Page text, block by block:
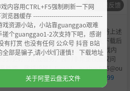
问题反馈
's 搬运作品.
大媒体和网络，仅供试玩体验；不得将上述
则，一切后果请用户自负。您必须在下载后
彻底删除上述内容。如果您喜欢该游戏内
到更好的正版服务。我们非常重视版权问
处理。敬请谅解！E-mail：acgbns666@ou
断开下载链接https://steamzg.com/799
内容用CTRL+F5强制刷新一下网
览器缓存 ----------------------------------
戏资源小站，小站靠guanggao艰难
搓个guanggao1-2次支持下吧，感谢
有打赏 也没有任何 公众号 抖音 B站
部是骗子,请小伙们谨慎！ 下载地址
关于阿里云盘无文件